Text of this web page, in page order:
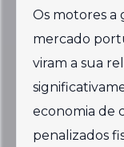
Os motores a
mercado
viram a sua
economia de
penalizados